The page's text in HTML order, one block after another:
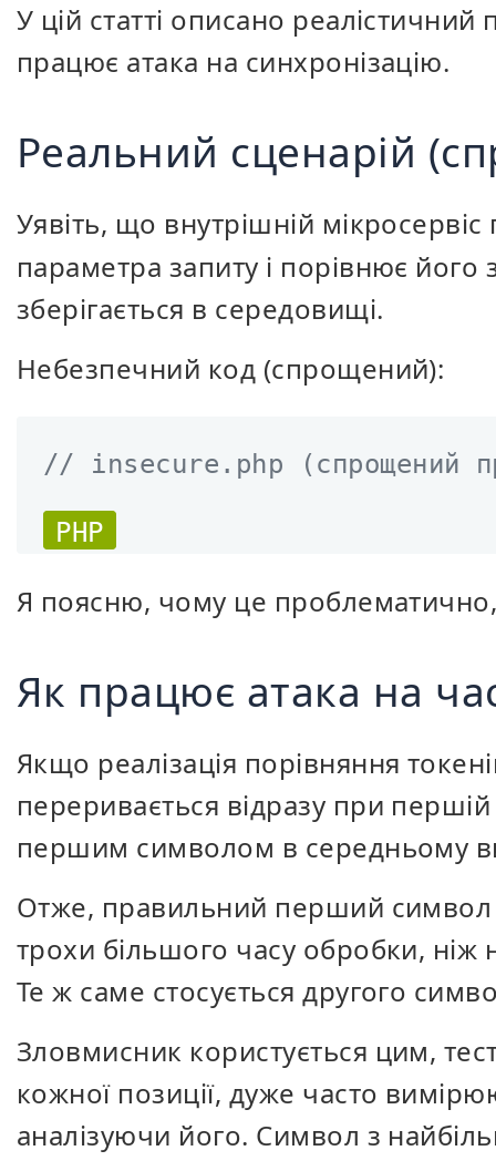
У цій статті описано
працює атака на синхронізацію.
Реальний сценарій
Уявіть, що внутрішній
параметра запиту і порівнює
зберігається в середовищі.
Небезпечний код (спрощений):
// insecure.php (спрощений
PHP
Я поясню, чому це проблематично,
Як працює атака на
Якщо реалізація порівняння
переривається відразу при
першим символом в середньому
Отже, правильний перший
трохи більшого часу обробки,
Те ж саме стосується другого
Зловмисник користується цим,
кожної позиції, дуже часто
аналізуючи його. Символ з